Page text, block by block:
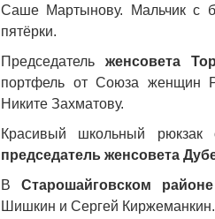
Саше Мартынову. Мальчик с
пятёрки.
Председатель женсовета
портфель от Союза женщин
Никите Захматову.
Красивый школьный
председатель женсовета
В Старошайговском районе
Шишкин и Сергей